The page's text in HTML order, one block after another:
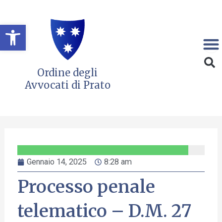
Open toolbar
contenuto
Ordine degli
Avvocati di Prato
Gennaio 14, 2025 8:28 am
Processo penale
telematico – D.M. 27